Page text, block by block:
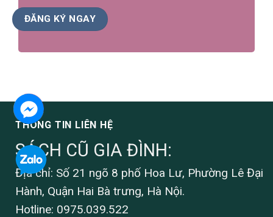
THÔNG TIN LIÊN HỆ
SÁCH CŨ GIA ĐÌNH:
Địa chỉ: Số 21 ngõ 8 phố Hoa Lư, Phường Lê Đại
Hành, Quận Hai Bà trưng, Hà Nội.
Hotline: 0975.039.522